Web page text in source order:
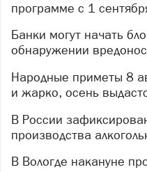
программе с 1
Банки могут начать блокировать переводы при
обнаружении
Народные приметы 8 августа. Если сегодня душно
и жарко, осень
В России зафиксировано снижение объемов
производства
В Вологде накануне профессионального